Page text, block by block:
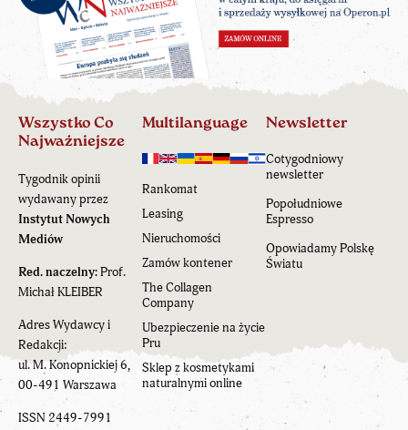
Wszystko Co
Najważniejsze
Tygodnik opinii
wydawany przez
Instytut Nowych
Mediów
Red. naczelny:Prof.
Michał KLEIBER
Adres Wydawcy i
Redakcji:
ul. M. Konopnickiej 6,
00-491 Warszawa
ISSN 2449-7991
Multilanguage
Rankomat
Leasing
Nieruchomości
Zamów kontener
The Collagen
Company
Ubezpieczenie na życie
Pru
Sklep z kosmetykami
naturalnymi online
Newsletter
Cotygodniowy
newsletter
Popołudniowe
Espresso
Opowiadamy Polskę
Światu